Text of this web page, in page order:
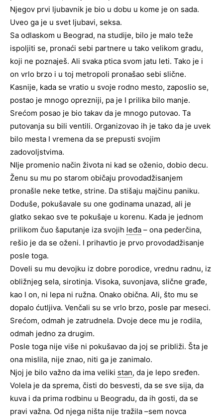
Njegov prvi ljubavnik je bio u dobu u kome je on sada.
Uveo ga je u svet ljubavi, seksa.
Sa odlaskom u Beograd, na studije, bilo je malo teže
ispoljiti se, pronaći sebi partnere u tako velikom gradu,
koji ne poznaješ. Ali svaka ptica svom jatu leti. Tako je i
on vrlo brzo i u toj metropoli pronašao sebi slične.
Kasnije, kada se vratio u svoje rodno mesto, zaposlio se,
postao je mnogo oprezniji, pa je I prilika bilo manje.
Srećom posao je bio takav da je mnogo putovao. Ta
putovanja su bili ventili. Organizovao ih je tako da je uvek
bilo mesta I vremena da se prepusti svojim
zadovoljstvima.
NIje promenio način života ni kad se oženio, dobio decu.
Ženu su mu po starom običaju provodadžisanjem
pronašle neke tetke, strine. Da stišaju majčinu paniku.
Doduše, pokušavale su one godinama unazad, ali je
glatko sekao sve te pokušaje u korenu. Kada je jednom
prilikom čuo šaputanje iza svojih leđa – ona pederčina,
rešio je da se oženi. I prihavtio je prvo provodadžisanje
posle toga.
Doveli su mu devojku iz dobre porodice, vrednu radnu, iz
obližnjeg sela, sirotinja. Visoka, suvonjava, slične građe,
kao I on, ni lepa ni ružna. Onako obična. Ali, što mu se
dopalo ćutljiva. Venčali su se vrlo brzo, posle par meseci.
Srećom, odmah je zatrudnela. Dvoje dece mu je rodila,
odmah jedno za drugim.
Posle toga nije više ni pokušavao da joj se približi. Šta je
ona mislila, nije znao, niti ga je zanimalo.
Njoj je bilo važno da ima veliki stan, da je lepo sređen.
Volela je da sprema, čisti do besvesti, da se sve sija, da
kuva i da prima rodbinu u Beogradu, da ih gosti, da se
pravi važna. Od njega ništa nije tražila –sem novca